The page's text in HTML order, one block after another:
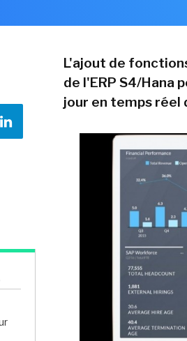
L'ajout de
de l'ERP S4/Hana
jour en temps réel